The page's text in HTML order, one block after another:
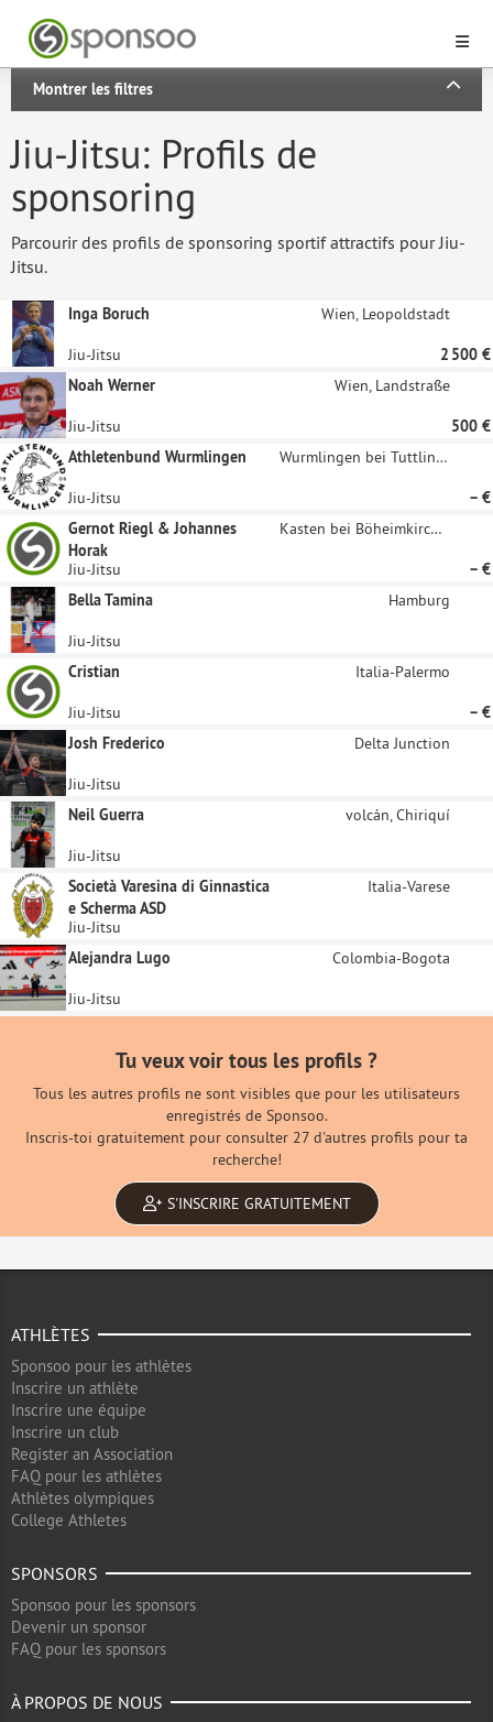
Montrer les filtres
Jiu-Jitsu: Profils de
sponsoring
Parcourir des profils de sponsoring sportif attractifs pour Jiu-
Jitsu.
Inga Boruch Wien, Leopoldstadt
Jiu-Jitsu
2 500 €
Noah Werner
Wien, Landstraße
Jiu-Jitsu
500 €
Athletenbund Wurmlingen
Wurmlingen bei Tuttlingen
Jiu-Jitsu
– €
Gernot Riegl & Johannes
Horak
Kasten bei Böheimkirchen
Jiu-Jitsu
– €
Bella Tamina
Hamburg
Jiu-Jitsu
Cristian
Italia-Palermo
Jiu-Jitsu
– €
Josh Frederico
Delta Junction
Jiu-Jitsu
Neil Guerra
volcán, Chiriquí
Jiu-Jitsu
Società Varesina di Ginnastica
e Scherma ASD
Italia-Varese
Jiu-Jitsu
Alejandra Lugo
Colombia-Bogota
Jiu-Jitsu
Tu veux voir tous les profils ?
Tous les autres profils ne sont visibles que pour les utilisateurs
enregistrés de Sponsoo.
Inscris-toi gratuitement pour consulter 27 d'autres profils pour ta
recherche!
S'INSCRIRE GRATUITEMENT
ATHLÈTES
Sponsoo pour les athlètes
Inscrire un athlète
Inscrire une équipe
Inscrire un club
Register an Association
FAQ pour les athlètes
Athlètes olympiques
College Athletes
SPONSORS
Sponsoo pour les sponsors
Devenir un sponsor
FAQ pour les sponsors
À PROPOS DE NOUS